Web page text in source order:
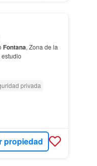
Fontana, Zona de la
privada
propiedad